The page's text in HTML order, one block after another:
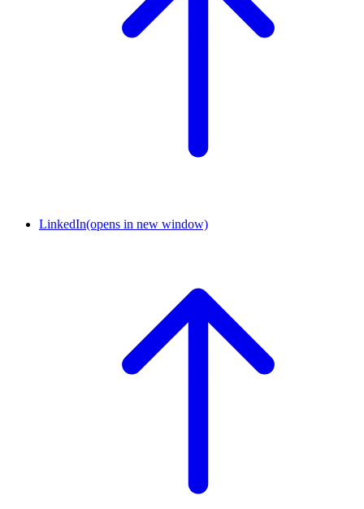
LinkedIn(opens in new window)